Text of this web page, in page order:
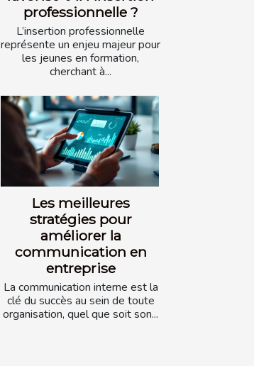
professionnelle ?
L’insertion professionnelle
représente un enjeu majeur pour
les jeunes en formation,
cherchant à...
Les meilleures
stratégies pour
améliorer la
communication en
entreprise
La communication interne est la
clé du succès au sein de toute
organisation, quel que soit son...